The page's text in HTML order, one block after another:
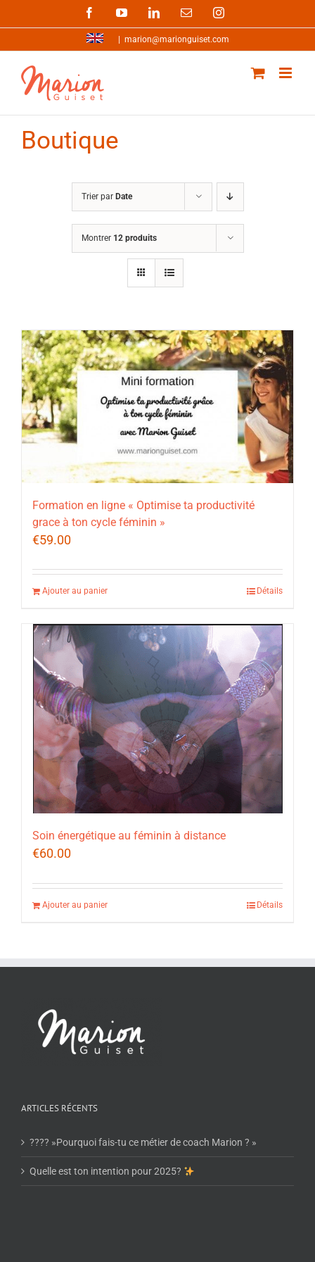
FacebookYouTubeLinkedInEmail Instagram
marion@marionguiset.com
Boutique
Trier par Date
Montrer 12 produits
Formation en ligne « Optimise ta productivité
grace à ton cycle féminin »
€59.00
Ajouter au panier Détails
Soin énergétique au féminin à distance
€60.00
Ajouter au panier Détails
ARTICLES RÉCENTS
???? »Pourquoi fais-tu ce métier de coach Marion ? »
Quelle est ton intention pour 2025?